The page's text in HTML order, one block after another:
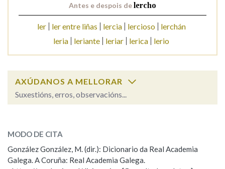
Na fraseoloxía
OUTRAS OPCIÓNS DE BUSCA
Marcas gramaticais
LIMPAR
Antes e despois delercho
ler ler entre liñas lercia lercioso
lerchán
leria
leriante leriar lerica lerio
AXÚDANOS A MELLORAR
Suxestións, erros, observacións...
ESCOLLE UNHA OPCIÓN:
Observación Hai un erro na palabra
MODO DE CITA
González González, M. (dir.): Dicionario da Real Academia
Galega. A Coruña: Real Academia Galega.